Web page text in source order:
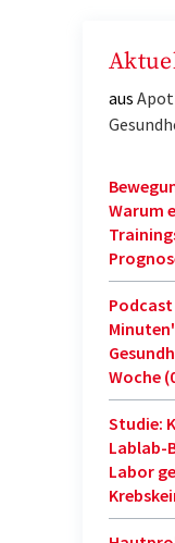
aus
Warum
Woche
Studie:
Lablab-
Labor